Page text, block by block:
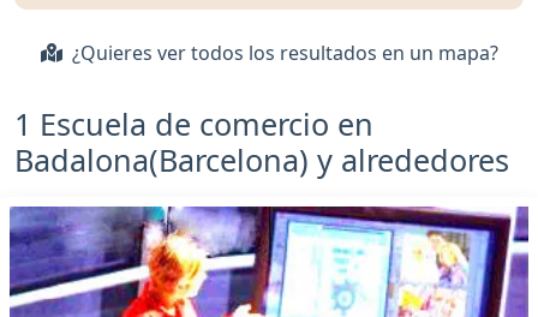
¿Quieres ver todos los resultados en un mapa?
1 Escuela de comercio en
Badalona(Barcelona) y alrededores